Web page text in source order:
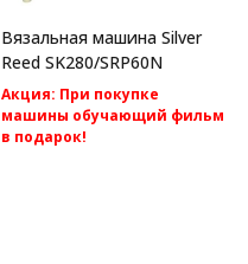
Вязальная машина Silver
Reed SK280/SRP60N
Акция: При покупке
машины обучающий фильм
в подарок!